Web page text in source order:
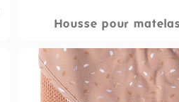
Housse pour matelas